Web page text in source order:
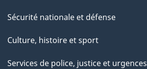
Sécurité nationale et défense
Culture, histoire et sport
Services de police, justice et urgences